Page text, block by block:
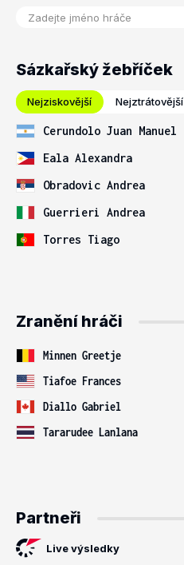
Sázkařský žebříček
Nejziskovější Nejztrátovější
Cerundolo Juan Manuel
Eala Alexandra
Obradovic Andrea
Guerrieri Andrea
Torres Tiago
Zranění hráči
Minnen Greetje
Tiafoe Frances
Diallo Gabriel
Tararudee Lanlana
Partneři
Live výsledky